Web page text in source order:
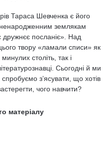
Тараса Шевченка є його
землякам
дружнєє посланіє». Над
твору «ламали списи» як
століть, так і
Сьогодні й ми
з’ясувати, що хотів
чого навчити?
матеріалу